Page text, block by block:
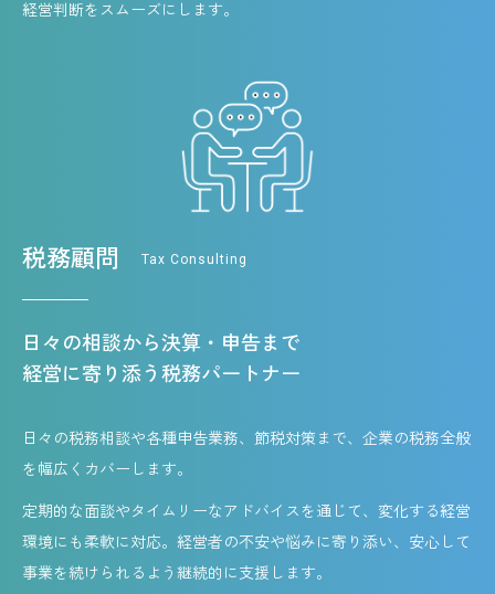
経営判断をスムーズにします。
税務顧問 Tax Consulting
日々の相談から決算・申告まで
経営に寄り添う税務パートナー
日々の税務相談や各種申告業務、節税対策まで、企業の税務全般
を幅広くカバーします。
定期的な面談やタイムリーなアドバイスを通じて、変化する経営
環境にも柔軟に対応。経営者の不安や悩みに寄り添い、安心して
事業を続けられるよう継続的に支援します。